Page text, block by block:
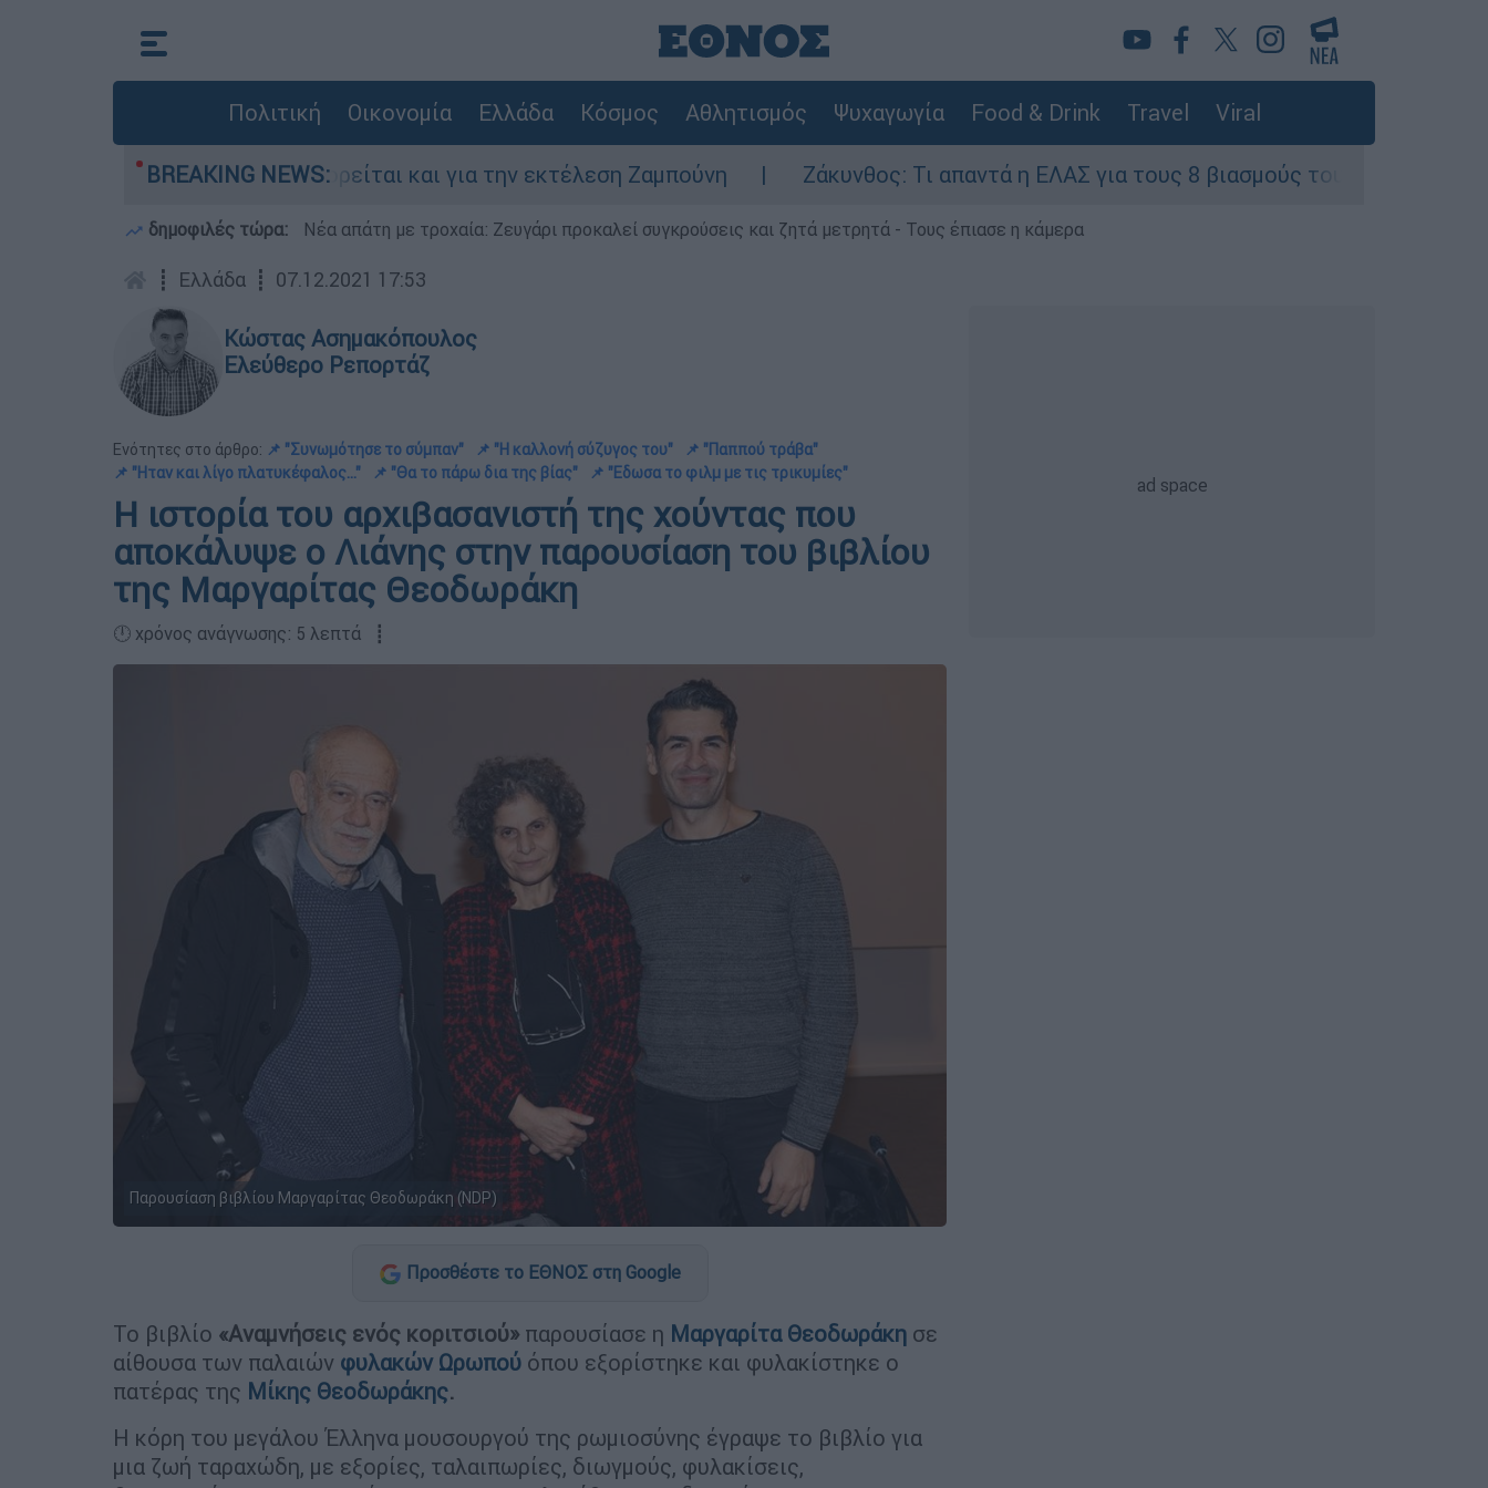
Πολιτική Οικονομία Ελλάδα Κόσμος Αθλητισμός Ψυχαγωγία Food & Drink Travel Viral
BREAKING NEWS:
- Κατηγορείται και για την εκτέλεση Ζαμπούνη Ζάκυνθος: Τι απαντά η ΕΛΑΣ για τους 8 βιασμούς τουριστριών - «Μόνο 3
δημοφιλές τώρα: Νέα απάτη με τροχαία: Ζευγάρι προκαλεί συγκρούσεις και ζητά μετρητά - Τους έπιασε η κάμερα
┋ Ελλάδα ┋ 07.12.2021 17:53
Κώστας Ασημακόπουλος
Ελεύθερο Ρεπορτάζ
Ενότητες στο άρθρο: 📌 "Συνωμότησε το σύμπαν" 📌 "Η καλλονή σύζυγος του"
📌 "Παππού τράβα"
📌 "Ηταν και λίγο πλατυκέφαλος..."
📌 "Θα το πάρω δια της βίας" 📌 "Εδωσα το φιλμ με τις τρικυμίες"
Η ιστορία του αρχιβασανιστή της χούντας που
αποκάλυψε ο Λιάνης στην παρουσίαση του βιβλίου
της Μαργαρίτας Θεοδωράκη
🕛 χρόνος ανάγνωσης: 5 λεπτά ┋
Παρουσίαση βιβλίου Μαργαρίτας Θεοδωράκη (NDP)
Προσθέστε το ΕΘΝΟΣ στη Google
To βιβλίο «Αναμνήσεις ενός κοριτσιού» παρουσίασε η Μαργαρίτα Θεοδωράκη σε
αίθουσα των παλαιών φυλακών Ωρωπού όπου εξορίστηκε και φυλακίστηκε ο
πατέρας της Μίκης Θεοδωράκης.
Η κόρη του μεγάλου Έλληνα μουσουργού της ρωμιοσύνης έγραψε το βιβλίο για
μια ζωή ταραχώδη, με εξορίες, ταλαιπωρίες, διωγμούς, φυλακίσεις,